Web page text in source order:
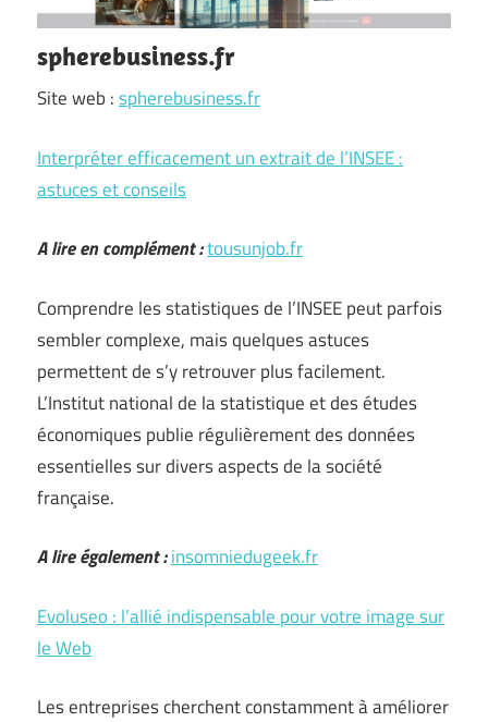
spherebusiness.fr
Site web :spherebusiness.fr
Interpréter efficacement un extrait de l’INSEE :
astuces et conseils
A lire en complément :tousunjob.fr
Comprendre les statistiques de l’INSEE peut parfois
sembler complexe, mais quelques astuces
permettent de s’y retrouver plus facilement.
L’Institut national de la statistique et des études
économiques publie régulièrement des données
essentielles sur divers aspects de la société
française.
A lire également :insomniedugeek.fr
Evoluseo : l’allié indispensable pour votre image sur
le Web
Les entreprises cherchent constamment à améliorer